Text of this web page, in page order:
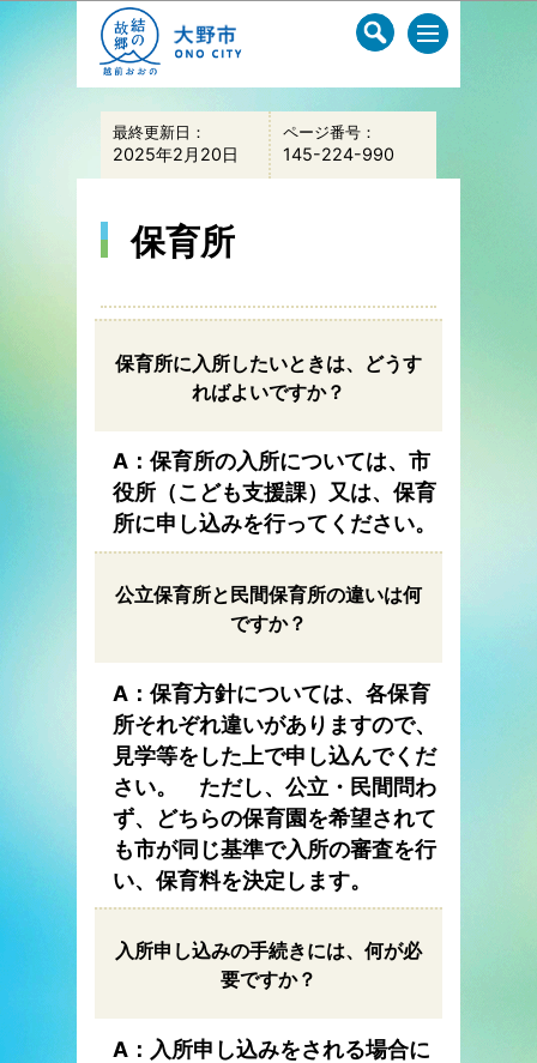
このページの本文へ移動
最終更新日：
2025年2月20日
ページ番号：
145-224-990
保育所
保育所に入所したいときは、どうす
ればよいですか？
A：保育所の入所については、市
役所（こども支援課）又は、保育
所に申し込みを行ってください。
公立保育所と民間保育所の違いは何
ですか？
A：保育方針については、各保育
所それぞれ違いがありますので、
見学等をした上で申し込んでくだ
さい。 ただし、公立・民間問わ
ず、どちらの保育園を希望されて
も市が同じ基準で入所の審査を行
い、保育料を決定します。
入所申し込みの手続きには、何が必
要ですか？
A：入所申し込みをされる場合に